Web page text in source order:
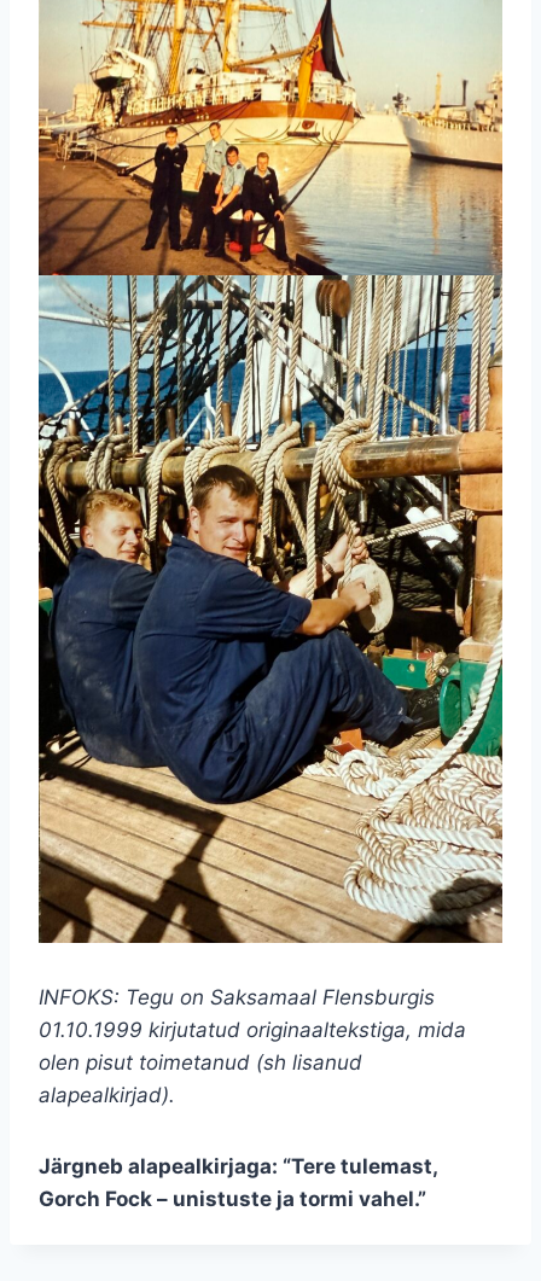
INFOKS: Tegu on Saksamaal Flensburgis
01.10.1999 kirjutatud originaaltekstiga, mida
olen pisut toimetanud (sh lisanud
alapealkirjad).
Järgneb alapealkirjaga: “Tere tulemast,
Gorch Fock – unistuste ja tormi vahel.”